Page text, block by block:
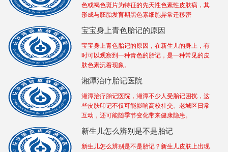
色或褐色斑片为特征的先天性色素性皮肤病，其
形成与胚胎发育期黑色素细胞异常迁移密
宝宝身上青色胎记的原因
宝宝身上青色胎记的原因，在新生儿的身上，有
时可以观察到一种青色的胎记，是一种常见的皮
肤色素沉着现象。
湘潭治疗胎记医院
湘潭治疗胎记医院，湘潭不少人受胎记困扰，这
些皮肤印记不仅可能影响高校社交、老城区日常
互动，还可能随季节变化带来健康隐患。​
新生儿怎么辨别是不是胎记
新生儿怎么辨别是不是胎记？新生儿皮肤上出现